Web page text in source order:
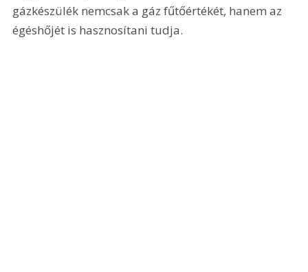
gázkészülék nemcsak a gáz fűtőértékét, hanem az
égéshőjét is hasznosítani tudja.